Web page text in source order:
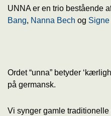
UNNA er en trio bestående
Bang, Nanna Bech og
Ordet “unna” betyder
på germansk.
Vi synger gamle